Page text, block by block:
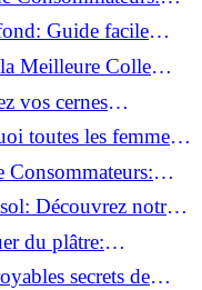
numéro un!
Guide facile
Meilleure Colle
vos cernes
toutes les femmes
teint pour votre
Découvrez notre
du plâtre:
parfait!
secrets de